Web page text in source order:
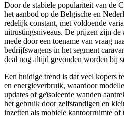
Door de stabiele populariteit van de
het aanbod op de Belgische en
redelijk constant, met voldoende
uitrustingsniveaus. De prijzen zijn de
mede door een toename van vraag
bedrijfswagens in het segment
deal nog altijd gevonden worden bij
Een huidige trend is dat veel kopers
en energieverbruik, waardoor
updates of geïsoleerde wanden
het gebruik door zelfstandigen en
inzetten als mobiele kantoorruimte